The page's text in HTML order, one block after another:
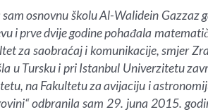
osnovnu školu Al-Walidein Gazzaz
i prve dvije godine pohađala
za saobraćaj i komunikacije, smjer
u Tursku i pri Istanbul Univerzitetu
na Fakultetu za avijaciju i
odbranila sam 29. juna 2015.